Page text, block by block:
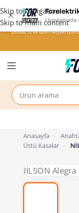
✕ Uygulamada
Skip to navigation
Skip to main content
Anasayfa ›
Üstü Kasalar ›
25.000 TL ve üzeri